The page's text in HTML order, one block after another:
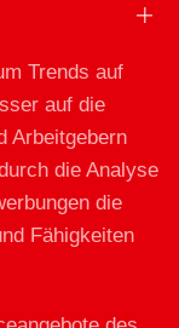
Trends auf
auf die
Arbeitgebern
die Analyse
die
Fähigkeiten